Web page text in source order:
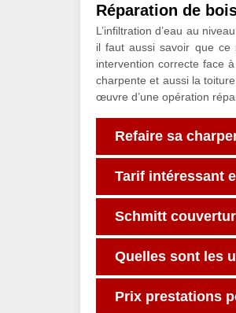
Réparation de
L’infiltration d’eau au
il faut aussi savoir que ce
intervention correcte face
charpente et aussi la
œuvre d’une opération
Refaire sa
Tarif intéressant
Schmitt
Quelles sont les
Prix prestations